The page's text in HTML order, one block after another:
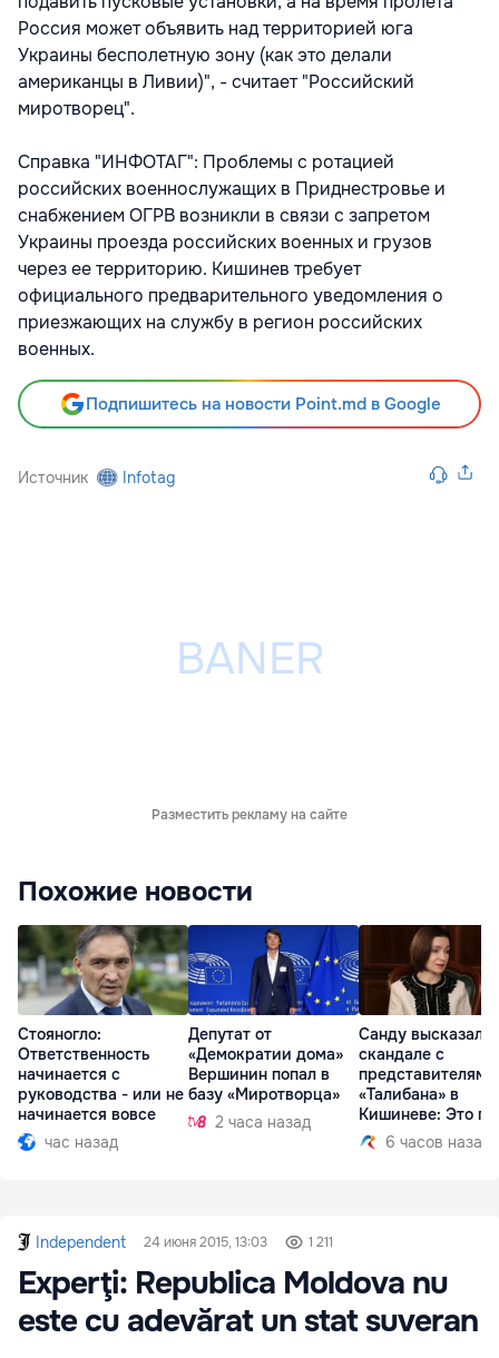
Россия может объявить над территорией юга
Украины бесполетную зону (как это делали
американцы в Ливии)", - считает "Российский
миротворец".
Справка "ИНФОТАГ": Проблемы с ротацией
российских военнослужащих в Приднестровье и
снабжением ОГРВ возникли в связи с запретом
Украины проезда российских военных и грузов
через ее территорию. Кишинев требует
официального предварительного уведомления о
приезжающих на службу в регион российских
военных.
Подпишитесь на новости Point.md в Google
Источник Infotag
Разместить рекламу на сайте
Похожие новости
Стояногло:
Ответственность
начинается с
руководства - или не
начинается вовсе
час назад
Депутат от
«Демократии дома»
Вершинин попал в
базу «Миротворца»
2 часа назад
Санду
скандале с
представителями
«Талибана» в
Кишиневе: Это
6 часов назад
Independent 24 июня 2015, 13:03 1 211
Experţi: Republica Moldova nu
este cu adevărat un stat suveran